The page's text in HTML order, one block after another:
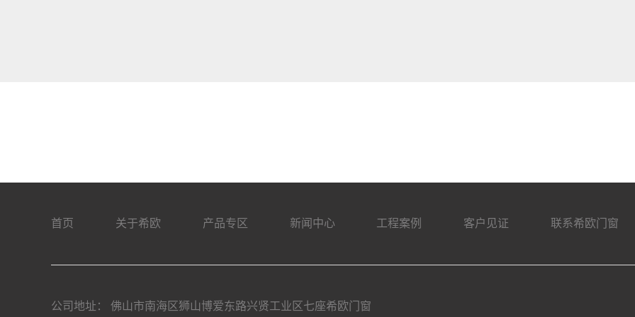
首页 关于希欧 产品专区 新闻中心 工程案例 客户见证 联系希欧门窗
公司地址： 佛山市南海区狮山博爱东路兴贤工业区七座希欧门窗